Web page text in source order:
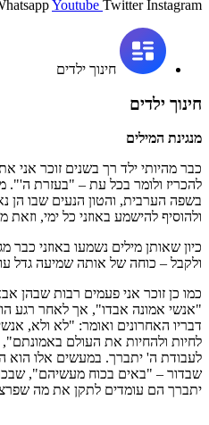
Youtube Twitter Instagram
חינוך ילדים
חינוך ילדים
מנגינת המילים
כבר מהיותי ילד רך בשנים זוכר אני
להכריז ולומר בכל עת – "בעזרת ה'".
בשפה הערבית, והטון הנעים שבו הן
ולהוסיף להישמע באוזני כל ימי,
כיון שאותן מילים נשמעו באוזני
ולקבל – כוחה של אותה שמיעה גדל
כמו כן זוכר אני פעמים רבות שבהן
"אנשי אמונה אבדו", אך לאחר רגע
דבריו האחרונים ואומר: "לא ולא,
לחיות ולהחיות את העולם
לעבודת ה' יתברך. במעשים אלו הוא
שבדור – "באים בכוח מעשיהם",
יתברך הם עומדים לתקן את מה